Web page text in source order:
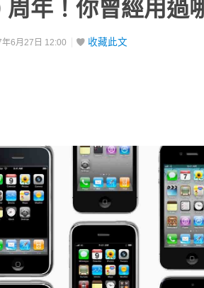
年！你曾經用過
6月27日 12:00 收藏此文